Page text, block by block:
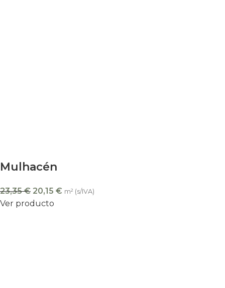
Mulhacén
23,35€ 20,15 € m² (s/IVA)
Ver producto